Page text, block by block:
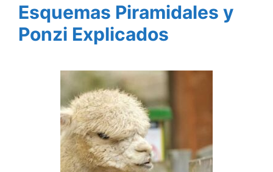
Esquemas Piramidales y
Ponzi Explicados